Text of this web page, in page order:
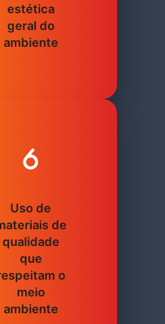
estética
geral do
ambiente
Uso de
de
qualidade
que
o
meio
ambiente